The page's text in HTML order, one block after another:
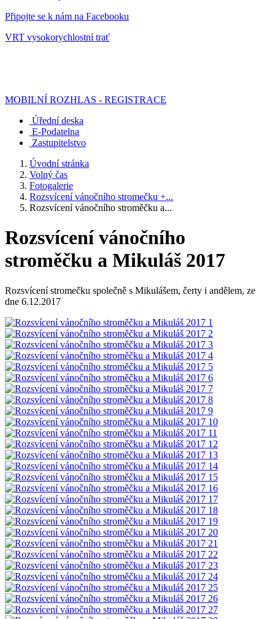
Připojte se k nám na Facebooku
VRT vysokorychlostní trať
MOBILNÍ ROZHLAS - REGISTRACE
Úřední deska
E-Podatelna
Zastupitelstvo
Úvodní stránka
Volný čas
Fotogalerie
Rozsvícení vánočního stromečku +...
Rozsvícení vánočního stroměčku a...
Rozsvícení vánočního
stroměčku a Mikuláš 2017
Rozsvícení stromečku společně s Mikulášem, čerty i andělem, ze
dne 6.12.2017